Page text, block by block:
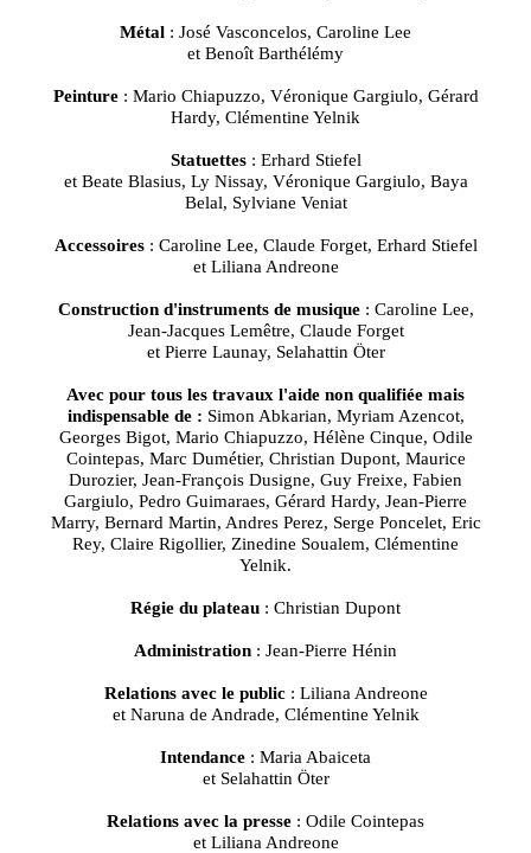
Métal : José Vasconcelos, Caroline Lee
et Benoît Barthélémy
Peinture : Mario Chiapuzzo, Véronique Gargiulo, Gérard
Hardy, Clémentine Yelnik
Statuettes: Erhard Stiefel
et Beate Blasius, Ly Nissay, Véronique Gargiulo, Baya
Belal, Sylviane Veniat
Accessoires: Caroline Lee, Claude Forget, Erhard Stiefel
et Liliana Andreone
Construction d'instruments de musique : Caroline Lee,
Jean-Jacques Lemêtre, Claude Forget
et Pierre Launay, Selahattin Öter
Avec pour tous les travaux l'aide non qualifiée mais
indispensable de : Simon Abkarian, Myriam Azencot,
Georges Bigot, Mario Chiapuzzo, Hélène Cinque, Odile
Cointepas, Marc Dumétier, Christian Dupont, Maurice
Durozier, Jean-François Dusigne, Guy Freixe, Fabien
Gargiulo, Pedro Guimaraes, Gérard Hardy, Jean-Pierre
Marry, Bernard Martin, Andres Perez, Serge Poncelet, Eric
Rey, Claire Rigollier, Zinedine Soualem, Clémentine
Yelnik.
Régie du plateau : Christian Dupont
Administration : Jean-Pierre Hénin
Relations avec le public : Liliana Andreone
et Naruna de Andrade, Clémentine Yelnik
Intendance : Maria Abaiceta
et Selahattin Öter
Relations avec la presse : Odile Cointepas
et Liliana Andreone